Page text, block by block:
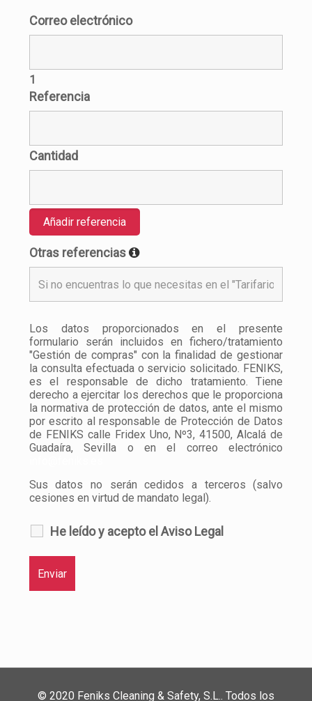
Correo electrónico
1
Referencia
Cantidad
Añadir referencia
Otras referencias
Los datos proporcionados en el presente
formulario serán incluidos en fichero/tratamiento
"Gestión de compras" con la finalidad de gestionar
la consulta efectuada o servicio solicitado. FENIKS,
es el responsable de dicho tratamiento. Tiene
derecho a ejercitar los derechos que le proporciona
la normativa de protección de datos, ante el mismo
por escrito al responsable de Protección de Datos
de FENIKS calle Fridex Uno, Nº3, 41500, Alcalá de
Guadaíra, Sevilla o en el correo electrónico
Sus datos no serán cedidos a terceros (salvo
cesiones en virtud de mandato legal).
He leído y acepto el Aviso Legal
© 2020 Feniks Cleaning & Safety, S.L.. Todos los